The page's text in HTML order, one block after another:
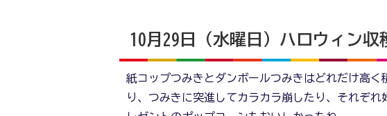
10月29日（水曜日）ハロウィン収
紙コップつみきとダンボールつみきはどれだけ高
り、つみきに突進してカラカラ崩したり、それぞ